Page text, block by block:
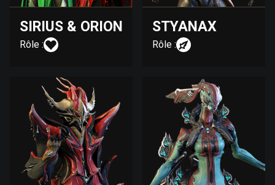
SIRIUS & ORION
Rôle :
STYANAX
Rôle :